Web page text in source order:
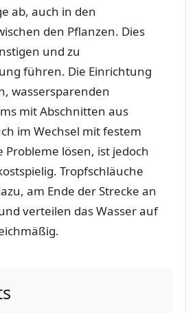
ab, auch in den
den Pflanzen. Dies
und zu
führen. Die Einrichtung
wassersparenden
mit Abschnitten aus
im Wechsel mit festem
Probleme lösen, ist jedoch
Tropfschläuche
am Ende der Strecke an
verteilen das Wasser auf